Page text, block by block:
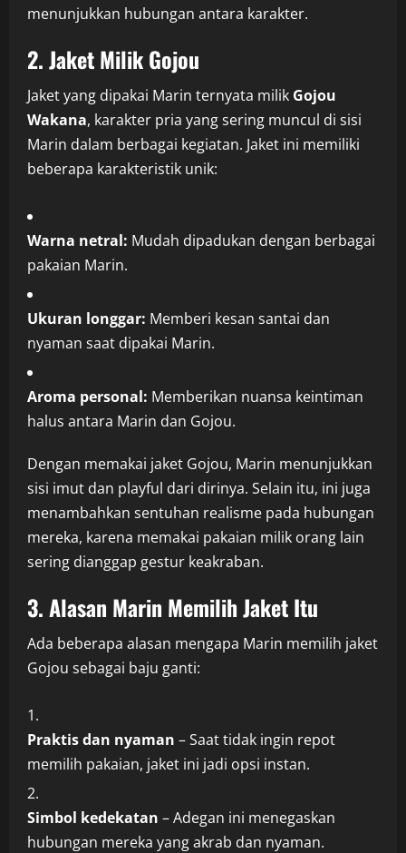
menunjukkan hubungan antara karakter.
2. Jaket Milik Gojou
Jaket yang dipakai Marin ternyata milik Gojou
Wakana, karakter pria yang sering muncul di sisi
Marin dalam berbagai kegiatan. Jaket ini memiliki
beberapa karakteristik unik:
Warna netral: Mudah dipadukan dengan berbagai
pakaian Marin.
Ukuran longgar: Memberi kesan santai dan
nyaman saat dipakai Marin.
Aroma personal: Memberikan nuansa keintiman
halus antara Marin dan Gojou.
Dengan memakai jaket Gojou, Marin menunjukkan
sisi imut dan playful dari dirinya. Selain itu, ini juga
menambahkan sentuhan realisme pada hubungan
mereka, karena memakai pakaian milik orang lain
sering dianggap gestur keakraban.
3. Alasan Marin Memilih Jaket Itu
Ada beberapa alasan mengapa Marin memilih jaket
Gojou sebagai baju ganti:
Praktis dan nyaman – Saat tidak ingin repot
memilih pakaian, jaket ini jadi opsi instan.
Simbol kedekatan – Adegan ini menegaskan
hubungan mereka yang akrab dan nyaman.